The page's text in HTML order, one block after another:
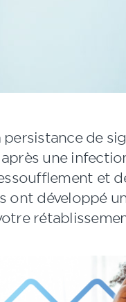
de
une
et
ont développé